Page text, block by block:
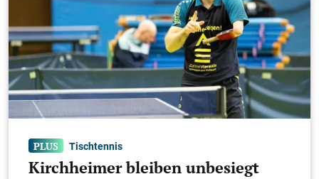
Tischtennis
Kirchheimer bleiben unbesiegt